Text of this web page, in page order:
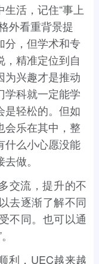
活，记住“事上
外看重背景提
分，但学术和专
精准定位到自
为兴趣才是推动
学科就一定能学
是轻松的。但如
会乐在其中，整
什么小心愿没能
做。
交流，提升的不
去逐渐了解不同
不同。也可以通
利，UEC越来越